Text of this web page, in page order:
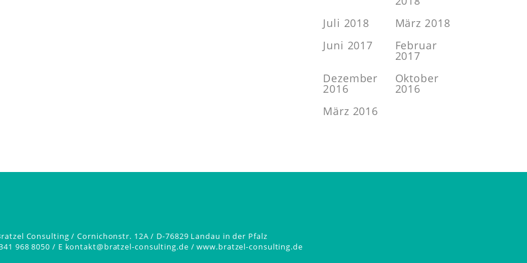
Juli 2018
März 2018
Juni 2017
Februar
2017
Dezember
2016
Oktober
2016
März 2016
Consulting / Cornichonstr. 12A / D-76829 Landau in der Pfalz
968 8050 / E kontakt@bratzel-consulting.de /www.bratzel-consulting.de